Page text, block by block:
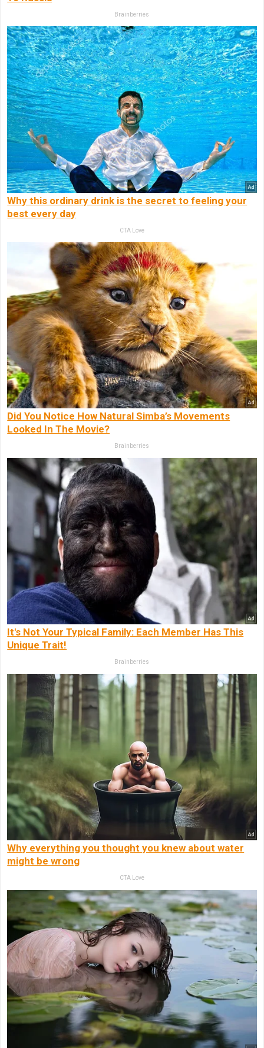
Brainberries
Why this ordinary drink is the secret to feeling your
best every day
CTA Love
Did You Notice How Natural Simba’s Movements
Looked In The Movie?
Brainberries
It's Not Your Typical Family: Each Member Has This
Unique Trait!
Brainberries
Why everything you thought you knew about water
might be wrong
CTA Love